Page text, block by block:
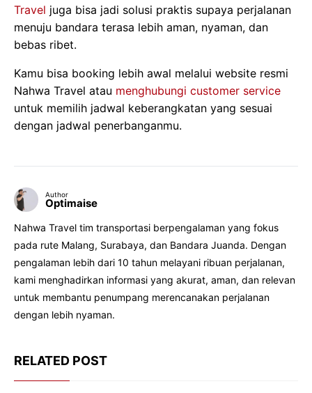
Travel juga bisa jadi solusi praktis supaya perjalanan
menuju bandara terasa lebih aman, nyaman, dan
bebas ribet.
Kamu bisa booking lebih awal melalui website resmi
Nahwa Travel atau menghubungi customer service
untuk memilih jadwal keberangkatan yang sesuai
dengan jadwal penerbanganmu.
Author
Optimaise
Nahwa Travel tim transportasi berpengalaman yang fokus
pada rute Malang, Surabaya, dan Bandara Juanda. Dengan
pengalaman lebih dari 10 tahun melayani ribuan perjalanan,
kami menghadirkan informasi yang akurat, aman, dan relevan
untuk membantu penumpang merencanakan perjalanan
dengan lebih nyaman.
RELATED POST